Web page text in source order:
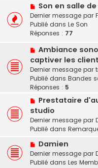
a
g
e
a
u
m
e
s
a
g
e
N
o
u
v
a
u
m
e
s
s
a
g
e
Son en salle
Dernier message par
Publié dans Le Son
Réponses : 77
N
o
v
e
a
u
m
e
s
a
g
e
Ambiance
captiver les
Dernier message par
Publié dans Bandes
Réponses : 5
N
o
v
a
u
m
Prestataire
studio
Dernier message par
Publié dans
N
o
u
Damien
Dernier message par
Publié dans Les